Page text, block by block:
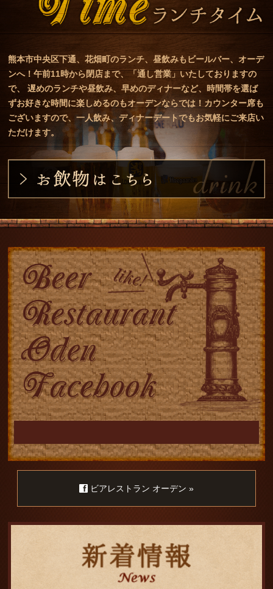
熊本市中央区下通、花畑町のランチ、昼飲みもビールバー、オーデ
ンへ！午前11時から閉店まで、「通し営業」いたしておりますの
で、 遅めのランチや昼飲み、早めのディナーなど、時間帯を選ば
ずお好きな時間に楽しめるのもオーデンならでは！カウンター席も
ございますので、一人飲み、ディナーデートでもお気軽にご来店い
ただけます。
ビアレストラン オーデン »